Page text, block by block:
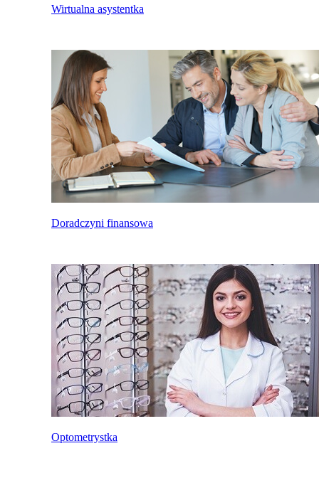
Wirtualna asystentka
Doradczyni finansowa
Optometrystka